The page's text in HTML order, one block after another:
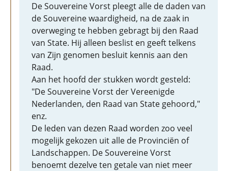
De Souvereine Vorst pleegt alle de daden van
de Souvereine waardigheid, na de zaak in
overweging te hebben gebragt bij den Raad
van State. Hij alleen beslist en geeft telkens
van Zijn genomen besluit kennis aan den
Raad.
Aan het hoofd der stukken wordt gesteld:
"De Souvereine Vorst der Vereenigde
Nederlanden, den Raad van State gehoord,"
enz.
De leden van dezen Raad worden zoo veel
mogelijk gekozen uit alle de Provinciën of
Landschappen. De Souvereine Vorst
benoemt dezelve ten getale van niet meer